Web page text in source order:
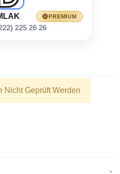
PREMIUM
225 26 26
Nicht Geprüft Werden
-